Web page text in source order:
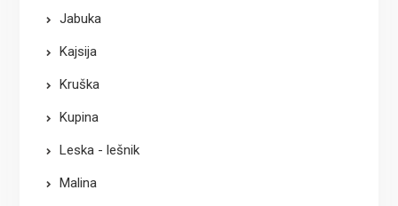
Jabuka
Kajsija
Kruška
Kupina
Leska - lešnik
Malina